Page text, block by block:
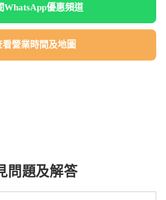
WhatsApp優惠頻道
看營業時間及地圖
問題及解答